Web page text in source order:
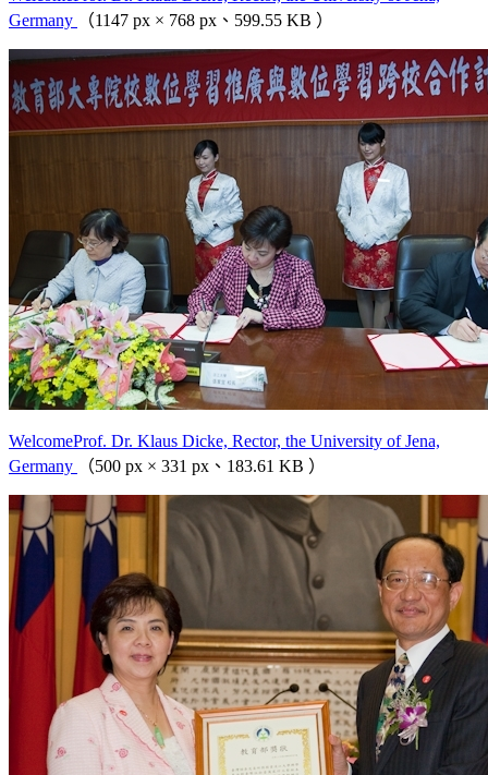
Germany
（1147 px × 768 px、599.55 KB ）
WelcomeProf. Dr. Klaus Dicke, Rector, the University of Jena,
Germany
（500 px × 331 px、183.61 KB ）